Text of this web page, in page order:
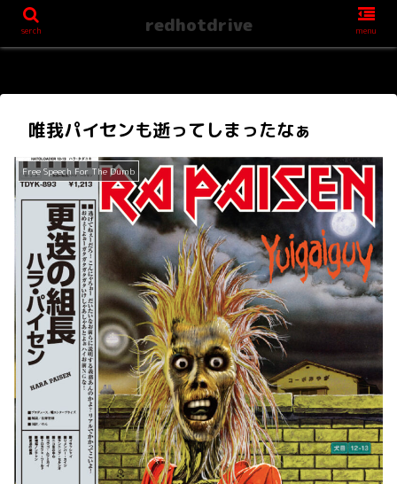
唯我パイセンも逝ってしまったなぁ
Free Speech For The Dumb
serch redhotdrive menu